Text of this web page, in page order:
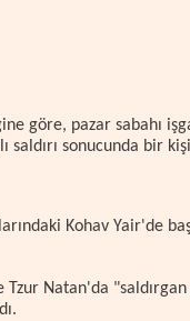
göre, pazar sabahı
saldırı sonucunda bir
Kohav Yair'de
Tzur Natan'da